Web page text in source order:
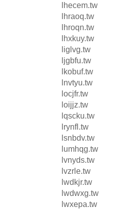
lhecem.tw
lhraoq.tw
lhroqn.tw
lhxkuy.tw
liglvg.tw
ljgbfu.tw
lkobuf.tw
lnvtyu.tw
locjfr.tw
loijjz.tw
lqscku.tw
lrynfl.tw
lsnbdv.tw
lumhqg.tw
lvnyds.tw
lvzrle.tw
lwdkjr.tw
lwdwxg.tw
lwxepa.tw